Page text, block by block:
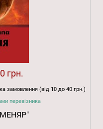
грн.
замовлення (від 10 до 40 грн.)
перевізника